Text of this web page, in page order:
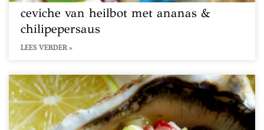
ceviche van heilbot met ananas &
chilipepersaus
LEES VERDER »